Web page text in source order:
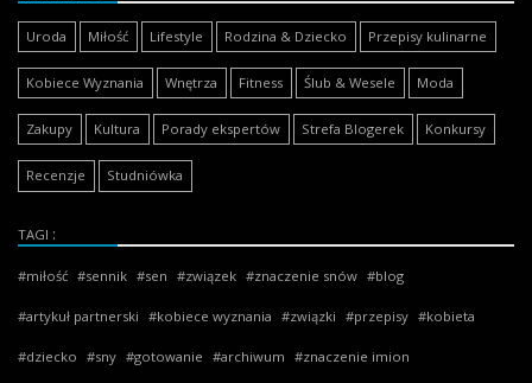
Uroda Miłość Lifestyle Rodzina & Dziecko Przepisy kulinarne
Kobiece Wyznania Wnętrza Fitness Ślub & Wesele Moda
Zakupy Kultura Porady ekspertów Strefa Blogerek Konkursy
Recenzje Studniówka
TAGI
miłość sennik sen związek znaczenie snów blog
artykuł partnerski kobiece wyznania związki przepisy kobieta
dziecko sny gotowanie archiwum znaczenie imion